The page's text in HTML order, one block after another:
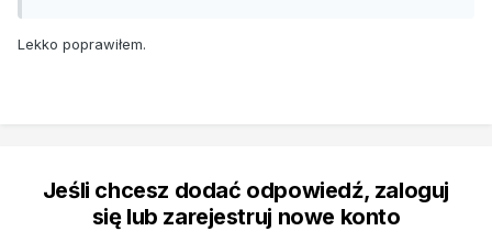
Lekko poprawiłem.
Jeśli chcesz dodać odpowiedź, zaloguj
się lub zarejestruj nowe konto